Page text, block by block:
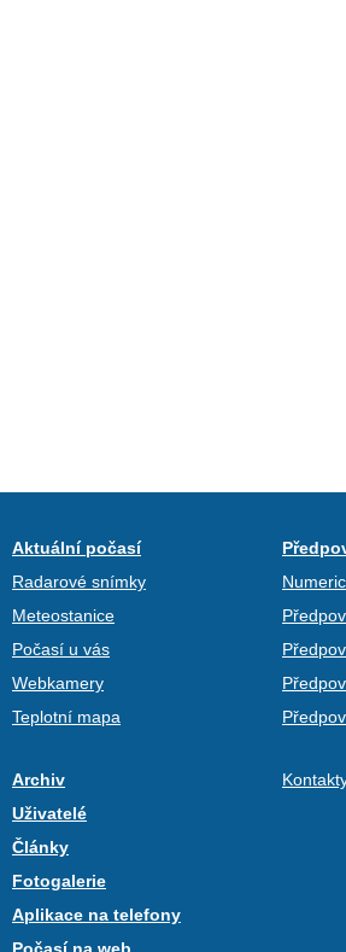
Aktuální počasí
Radarové snímky
Meteostanice
Počasí u vás
Webkamery
Teplotní mapa
Archiv
Uživatelé
Články
Fotogalerie
Aplikace na telefony